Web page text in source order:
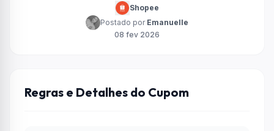
Shopee
Postado por Emanuelle
08 fev 2026
Regras e Detalhes do Cupom